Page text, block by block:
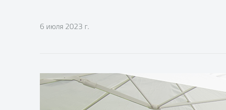
6 июля 2023 г.